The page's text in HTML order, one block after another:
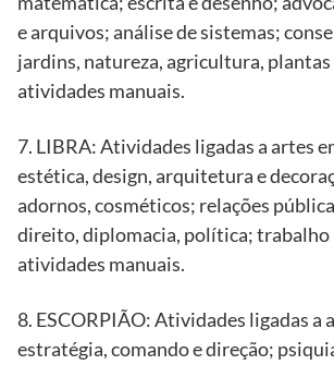
e arquivos; análise de sistemas;
jardins, natureza, agricultura, plantas
atividades manuais.
7. LIBRA: Atividades ligadas a artes
estética, design, arquitetura e
adornos, cosméticos; relações
direito, diplomacia, política;
atividades manuais.
8. ESCORPIÃO: Atividades ligadas a
estratégia, comando e direção;